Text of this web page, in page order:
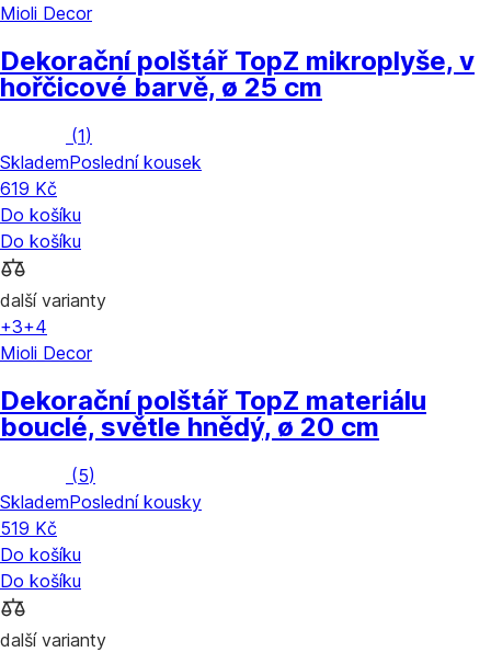
Mioli Decor
Dekorační polštář TopZ mikroplyše, v
hořčicové barvě, ø 25 cm
(1)
SklademPoslední kousek
619 Kč
Do košíku
Do košíku
další varianty
+3+4
Mioli Decor
Dekorační polštář TopZ materiálu
bouclé, světle hnědý, ø 20 cm
(5)
SklademPoslední kousky
519 Kč
Do košíku
Do košíku
další varianty